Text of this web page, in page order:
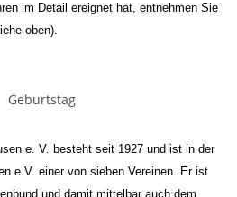
im Detail ereignet hat, entnehmen Sie
oben).
e. V. besteht seit 1927 und ist in der
e.V. einer von sieben Vereinen. Er ist
und damit mittelbar auch dem